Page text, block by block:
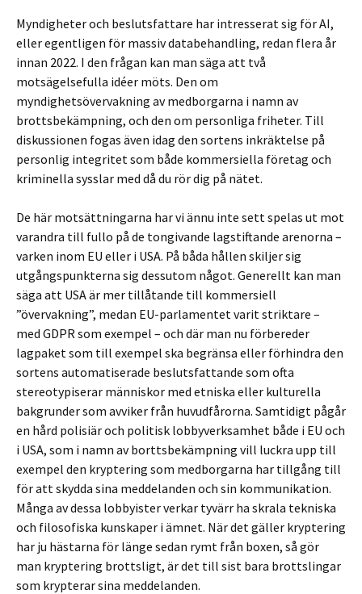
Myndigheter och beslutsfattare har intresserat sig för AI,
eller egentligen för massiv databehandling, redan flera år
innan 2022. I den frågan kan man säga att två
motsägelsefulla idéer möts. Den om
myndighetsövervakning av medborgarna i namn av
brottsbekämpning, och den om personliga friheter. Till
diskussionen fogas även idag den sortens inkräktelse på
personlig integritet som både kommersiella företag och
kriminella sysslar med då du rör dig på nätet.
De här motsättningarna har vi ännu inte sett spelas ut mot
varandra till fullo på de tongivande lagstiftande arenorna –
varken inom EU eller i USA. På båda hållen skiljer sig
utgångs­punkterna sig dessutom något. Generellt kan man
säga att USA är mer tillåtande till kommersiell
”övervakning”, medan EU-parlamentet varit striktare –
med GDPR som exempel – och där man nu förbereder
lagpaket som till exempel ska begränsa eller förhindra den
sortens automatiserade beslutsfattande som ofta
stereotypiserar människor med etniska eller kulturella
bakgrunder som avviker från huvudfårorna. Samtidigt pågår
en hård polisiär och politisk lobbyverksamhet både i EU och
i USA, som i namn av borttsbekämpning vill luckra upp till
exempel den kryptering som medborgarna har tillgång till
för att skydda sina meddelanden och sin kommunikation.
Många av dessa lobbyister verkar tyvärr ha skrala tekniska
och filosofiska kunskaper i ämnet. När det gäller kryptering
har ju hästarna för länge sedan rymt från boxen, så gör
man kryptering brottsligt, är det till sist bara brottslingar
som krypterar sina meddelanden.